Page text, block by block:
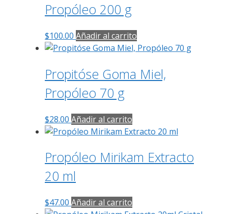
Propóleo 200 g
$100.00 Añadir al carrito
Propitóse Goma Miel,
Propóleo 70 g
$28.00 Añadir al carrito
Propóleo Mirikam Extracto
20 ml
$47.00 Añadir al carrito